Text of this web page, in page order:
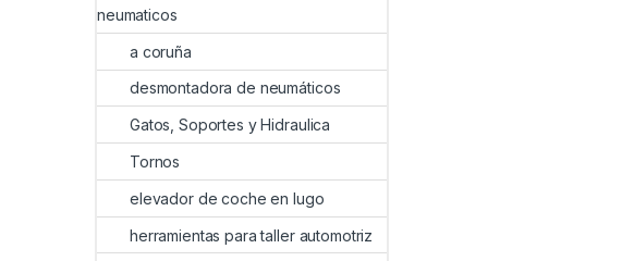
neumaticos
a coruña
desmontadora de neumáticos
Gatos, Soportes y Hidraulica
Tornos
elevador de coche en lugo
herramientas para taller automotriz